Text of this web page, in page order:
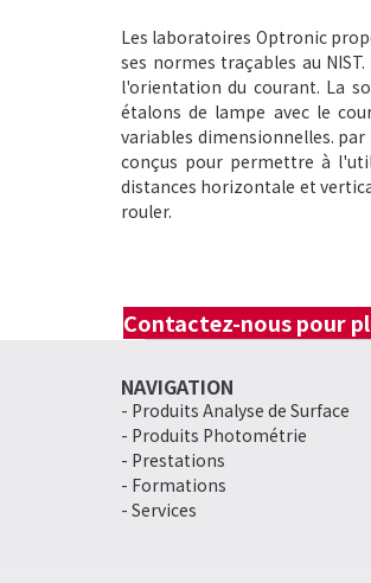
Les laboratoires Optronic
ses normes traçables au NIST.
l'orientation du courant. La
étalons de lampe avec le
variables dimensionnelles. par
conçus pour permettre à
distances horizontale et
rouler.
Contactez-nous pour
NAVIGATION
- Produits Analyse de Surface
- Produits Photométrie
- Prestations
- Formations
- Services